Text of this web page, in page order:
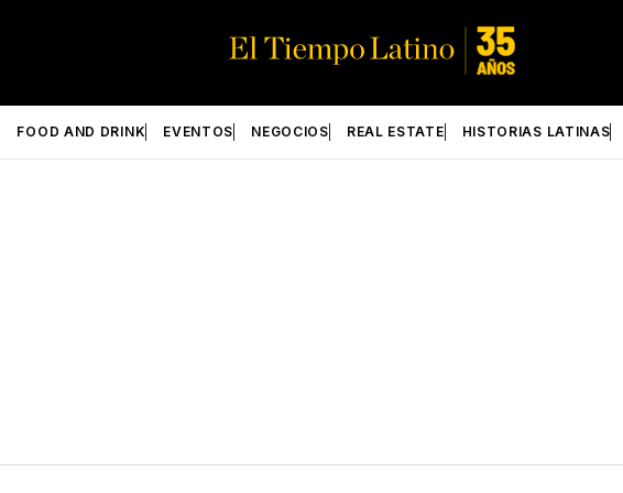
FOOD AND DRINK EVENTOS NEGOCIOS REAL ESTATE HISTORIAS LATINAS